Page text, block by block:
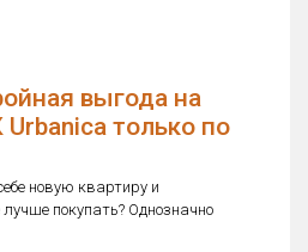
выгода на
только по
новую квартиру и
покупать? Однозначно